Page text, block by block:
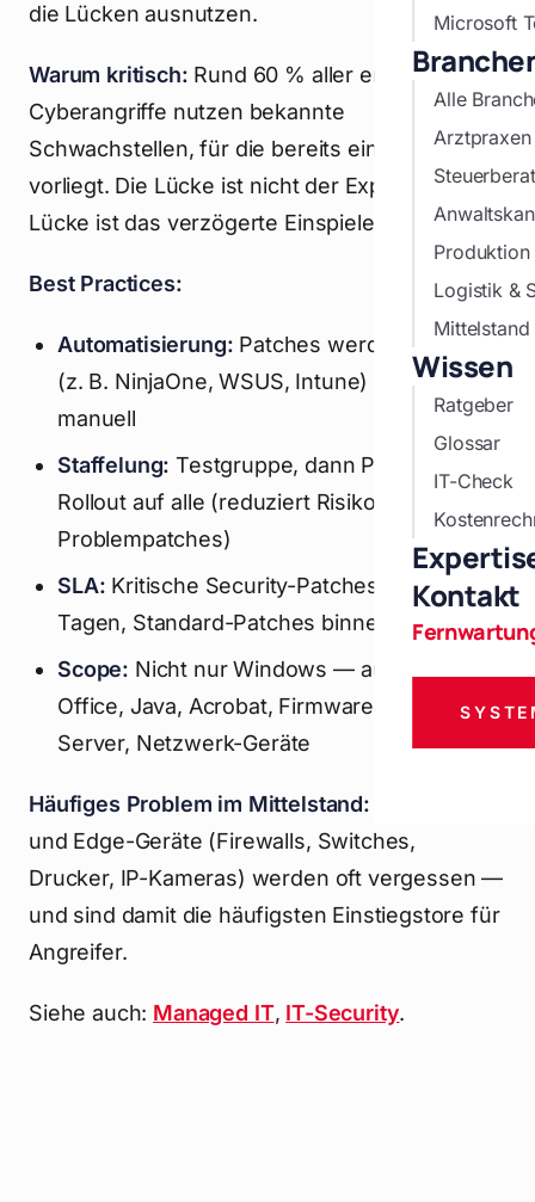
Microsoft
Alle
Arztpraxen
Produktion
Logistik &
Mittelstand
Wissen
Ratgeber
Glossar
IT-Check
Kontakt
die Lücken ausnutzen.
Warum kritisch: Rund 60 % aller erfolgreichen
Cyberangriffe nutzen bekannte
Schwachstellen, für die bereits ein Patch
vorliegt. Die Lücke ist nicht der Exploit — die
Lücke ist das verzögerte Einspielen.
Best Practices:
Automatisierung: Patches werden per Tool
(z. B. NinjaOne, WSUS, Intune) verteilt, nicht
manuell
Staffelung: Testgruppe, dann Pilot, dann
Rollout auf alle (reduziert Risiko von
Problempatches)
SLA: Kritische Security-Patches binnen 7
Tagen, Standard-Patches binnen 30 Tagen
Scope: Nicht nur Windows — auch Browser,
Office, Java, Acrobat, Firmware, Linux-
Server, Netzwerk-Geräte
Häufiges Problem im Mittelstand:
und Edge-Geräte (Firewalls, Switches,
Drucker, IP-Kameras) werden oft vergessen —
und sind damit die häufigsten Einstiegstore für
Angreifer.
Siehe auch: Managed IT, IT-Security.